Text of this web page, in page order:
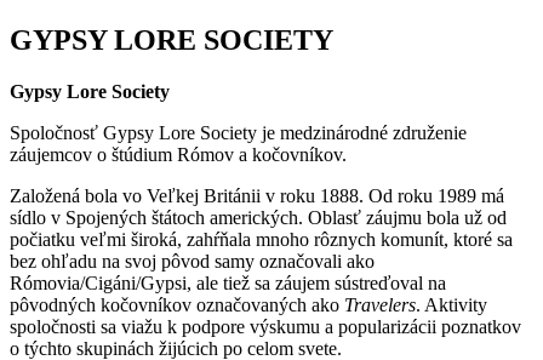
GYPSY LORE SOCIETY
Gypsy Lore Society
Spoločnosť Gypsy Lore Society je medzinárodné združenie
záujemcov o štúdium Rómov a kočovníkov.
Založená bola vo Veľkej Británii v roku 1888. Od roku 1989 má
sídlo v Spojených štátoch amerických. Oblasť záujmu bola už od
počiatku veľmi široká, zahŕňala mnoho rôznych komunít, ktoré sa
bez ohľadu na svoj pôvod samy označovali ako
Rómovia/Cigáni/Gypsi, ale tiež sa záujem sústreďoval na
pôvodných kočovníkov označovaných ako Travelers. Aktivity
spoločnosti sa viažu k podpore výskumu a popularizácii poznatkov
o týchto skupinách žijúcich po celom svete.